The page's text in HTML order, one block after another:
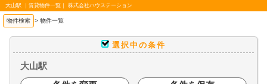
大山駅 ｜賃貸物件一覧｜ 株式会社ハウステーション
物件検索 > 物件一覧
選択中の条件
大山駅